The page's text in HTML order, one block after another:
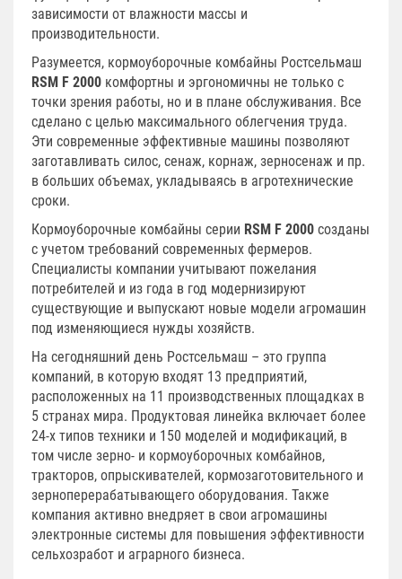
зависимости от влажности массы и
производительности.
Разумеется, кормоуборочные комбайны Ростсельмаш
RSM F 2000 комфортны и эргономичны не только с
точки зрения работы, но и в плане обслуживания. Все
сделано с целью максимального облегчения труда.
Эти современные эффективные машины позволяют
заготавливать силос, сенаж, корнаж, зерносенаж и пр.
в больших объемах, укладываясь в агротехнические
сроки.
Кормоуборочные комбайны серии RSM F 2000 созданы
с учетом требований современных фермеров.
Специалисты компании учитывают пожелания
потребителей и из года в год модернизируют
существующие и выпускают новые модели агромашин
под изменяющиеся нужды хозяйств.
На сегодняшний день Ростсельмаш – это группа
компаний, в которую входят 13 предприятий,
расположенных на 11 производственных площадках в
5 странах мира. Продуктовая линейка включает более
24-х типов техники и 150 моделей и модификаций, в
том числе зерно- и кормоуборочных комбайнов,
тракторов, опрыскивателей, кормозаготовительного и
зерноперерабатывающего оборудования. Также
компания активно внедряет в свои агромашины
электронные системы для повышения эффективности
сельхозработ и аграрного бизнеса.